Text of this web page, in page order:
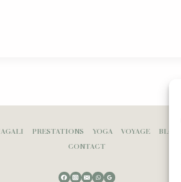
PRESTATIONS YOGA VOYAGE
BLOG
CONTACT